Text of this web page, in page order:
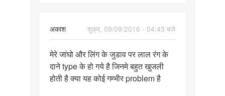
अकाश
शुक्र, 09/09/2016 - 04:43 बजे
मेरे
जांघो
और
मेरे जांघो और लिंग के जुडाव पर लाल रंग के
दाने type के हो गये है जिनमे बहुत खुजली
होती है क्या यह कोई गम्भीर problem है